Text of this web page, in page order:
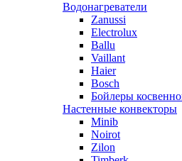
Водонагреватели
Zanussi
Electrolux
Ballu
Vaillant
Haier
Bosch
Бойлеры
Настенные конвекторы
Minib
Noirot
Zilon